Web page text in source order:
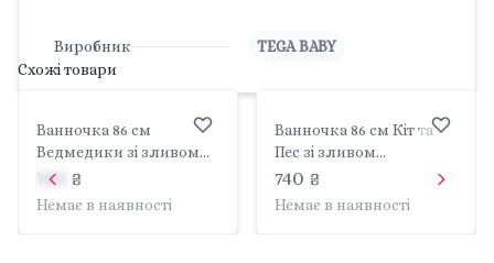
Виробник
TEGA BABY
Схожі товари
Ванночка 86 см
Ведмедики зі зливом
біла перлина TEGA MS-
004ODPŁYW-118 TEGA
740 ₴
Немає в наявності
Ванночка 86 см Кіт та
Пес зі зливом
блакитний TEGA PK-
004ODPŁYW-101 TEGA
740 ₴
Немає в наявності